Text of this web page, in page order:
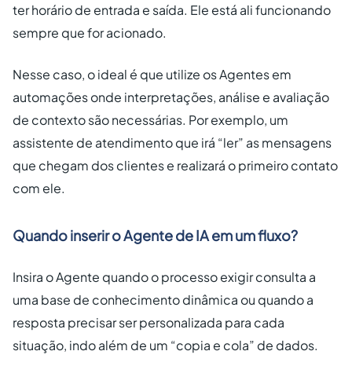
ter horário de entrada e saída. Ele está ali funcionando
sempre que for acionado.
Nesse caso, o ideal é que utilize os Agentes em
automações onde interpretações, análise e avaliação
de contexto são necessárias. Por exemplo, um
assistente de atendimento que irá “ler” as mensagens
que chegam dos clientes e realizará o primeiro contato
com ele.
Quando inserir o Agente de IA em um fluxo?
Insira o Agente quando o processo exigir consulta a
uma base de conhecimento dinâmica ou quando a
resposta precisar ser personalizada para cada
situação, indo além de um “copia e cola” de dados.